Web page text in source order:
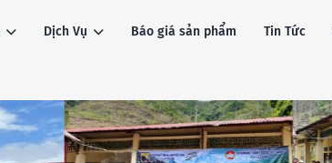
Dịch Vụ Báo giá sản phẩm Tin Tức